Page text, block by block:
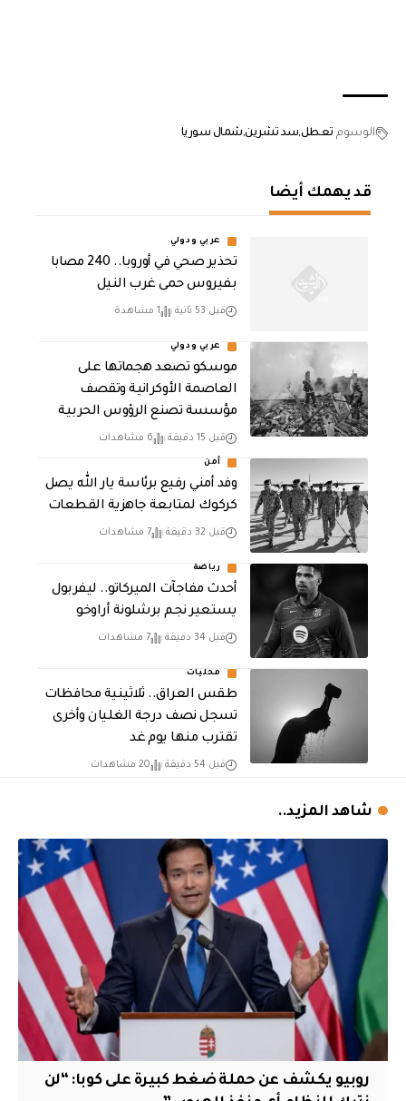
الوسوم تعطلسد تشرين شمال سوريا
قد يهمك أيضا
عربي ودولي
تحذير صحي في أوروبا.. 240 مصابا
بفيروس حمى غرب النيل
قبل 53 ثانية 1 مشاهدة
عربي ودولي
موسكو تصعد هجماتها على
العاصمة الأوكرانية وتقصف
مؤسسة تصنع الرؤوس الحربية
قبل 15 دقيقة 6 مشاهدات
أمن
وفد أمني رفيع برئاسة يار الله يصل
كركوك لمتابعة جاهزية القطعات
قبل 32 دقيقة 7 مشاهدات
رياضة
أحدث مفاجآت الميركاتو.. ليفربول
يستعير نجم برشلونة أراوخو
قبل 34 دقيقة 7 مشاهدات
محليات
طقس العراق.. ثلاثينية محافظات
تسجل نصف درجة الغليان وأخرى
تقترب منها يوم غد
قبل 54 دقيقة 20 مشاهدات
شاهد المزيد..
روبيو يكشف عن حملة ضغط كبيرة على كوبا: “لن